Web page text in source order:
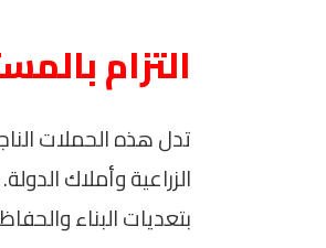
التزام
تدل هذه الحملات
الزراعية وأملاك
بتعديات البناء